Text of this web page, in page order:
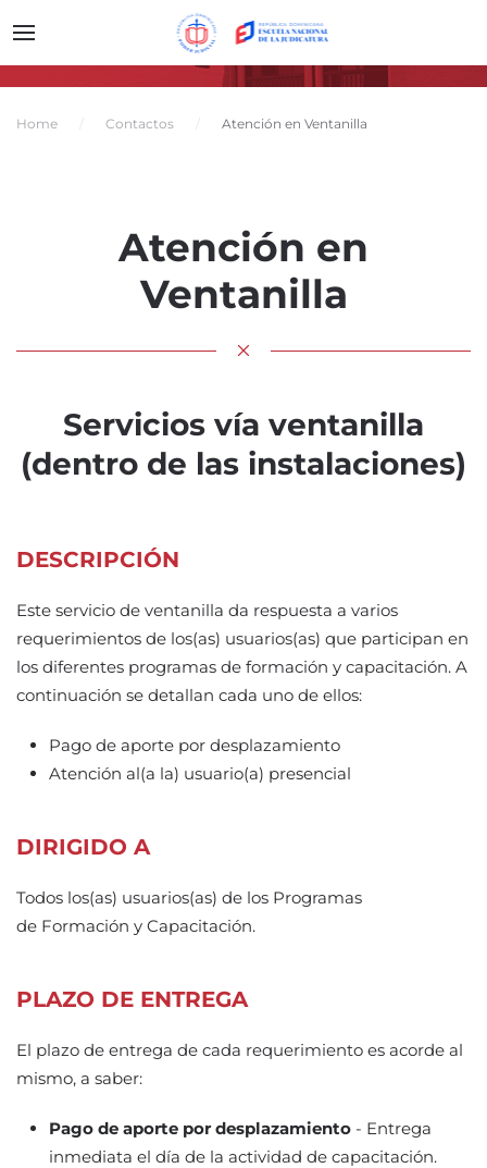
Home Contactos Atención en Ventanilla
Atención en
Ventanilla
Servicios vía ventanilla
(dentro de las instalaciones)
DESCRIPCIÓN
Este servicio de ventanilla da respuesta a varios
requerimientos de los(as) usuarios(as) que participan en
los diferentes programas de formación y capacitación. A
continuación se detallan cada uno de ellos:
Pago de aporte por desplazamiento
Atención al(a la) usuario(a) presencial
DIRIGIDO A
Todos los(as) usuarios(as) de los Programas
de Formación y Capacitación.
PLAZO DE ENTREGA
El plazo de entrega de cada requerimiento es acorde al
mismo, a saber:
Pago de aporte por desplazamiento - Entrega
inmediata el día de la actividad de capacitación.